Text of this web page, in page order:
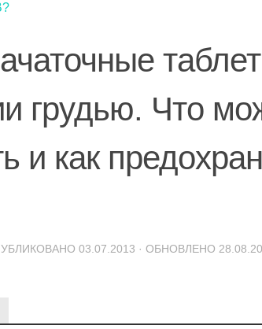
грудью. Что
и как
03.07.2013 · ОБНОВЛЕНО